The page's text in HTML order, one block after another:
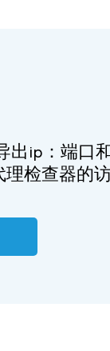
出ip：端口
检查器的